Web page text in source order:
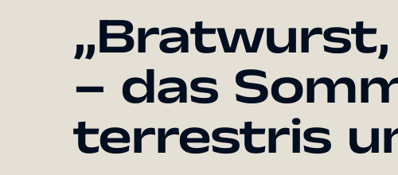
„Bratwurst,
– das
terrestris